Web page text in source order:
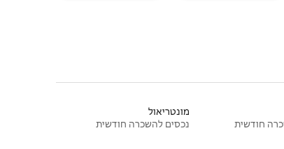
חודשית
מונטריאול
נכסים להשכרה חודשית